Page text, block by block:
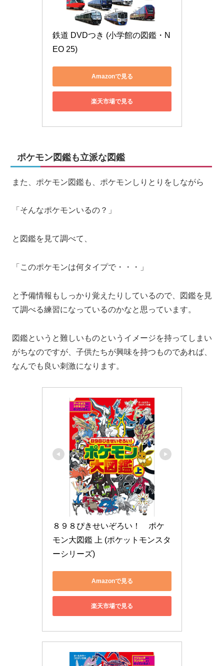
鉄道 DVDつき (小学館の図鑑・N
EO 25)
Amazonで見る
楽天市場で見る
ポケモン図鑑も立派な図鑑
また、ポケモン図鑑も、ポケモンしりとりをしながら
「そんなポケモンいるの？」
と図鑑を見て調べて、
「このポケモンは何タイプで・・・」
と予備情報もしっかり覚えたりしているので、図鑑を見
て調べる練習になっているのかなと思っています。
図鑑というと難しいものというイメージを持ってしまい
がちなのですが、子供たちが興味を持つものであれば、
なんでも良い刺激になります。
８９８ぴきせいぞろい！　ポケ
モン大図鑑 上 (ポケットモンスタ
ーシリーズ)
Amazonで見る
楽天市場で見る